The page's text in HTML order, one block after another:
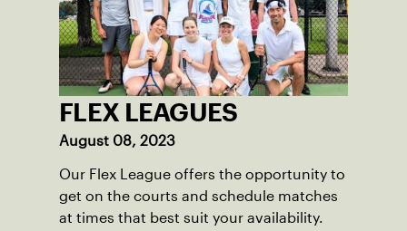
FLEX LEAGUES
August 08, 2023
Our Flex League offers the opportunity to
get on the courts and schedule matches
at times that best suit your availability.